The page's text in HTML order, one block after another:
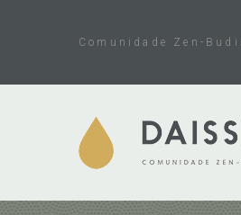
Comunidade Zen-